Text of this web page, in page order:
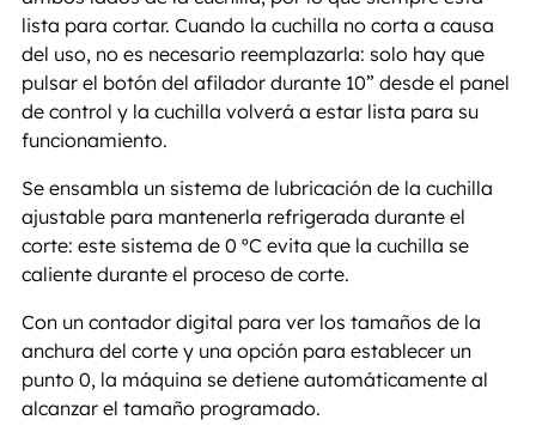
lista para cortar. Cuando la cuchilla no corta a causa
del uso, no es necesario reemplazarla: solo hay que
pulsar el botón del afilador durante 10” desde el panel
de control y la cuchilla volverá a estar lista para su
funcionamiento.
Se ensambla un sistema de lubricación de la cuchilla
ajustable para mantenerla refrigerada durante el
corte: este sistema de 0 ºC evita que la cuchilla se
caliente durante el proceso de corte.
Con un contador digital para ver los tamaños de la
anchura del corte y una opción para establecer un
punto 0, la máquina se detiene automáticamente al
alcanzar el tamaño programado.